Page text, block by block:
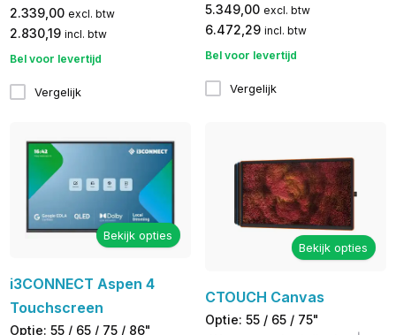
2.339,00 excl. btw
2.830,19 incl. btw
Bel voor levertijd
Vergelijk
5.349,00 excl. btw
6.472,29 incl. btw
Bel voor levertijd
Vergelijk
Bekijk opties
i3CONNECT Aspen 4
Touchscreen
Optie: 55 / 65 / 75 / 86"
Bekijk opties
CTOUCH Canvas
Optie: 55 / 65 / 75"